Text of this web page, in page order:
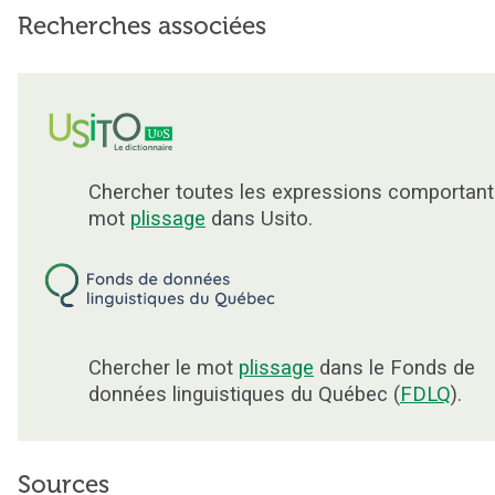
Recherches associées
Chercher toutes les expressions
mot plissage dans Usito.
Chercher le mot plissage dans le Fonds de
données linguistiques du Québec (FDLQ).
Sources